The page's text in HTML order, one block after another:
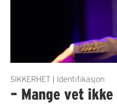
SIKKERHET | Identifikasjon
– Mange vet